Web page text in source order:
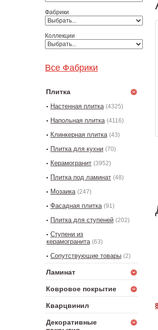
Фабрики
Коллекции
Все Фабрики
Плитка
Настенная плитка (4325)
Напольная плитка (4116)
Клинкерная плитка (43)
Плитка для кухни (70)
Керамогранит (3952)
Плитка под ламинат (48)
Мозаика (247)
Фасадная плитка (91)
Плитка для ступеней (202)
Ступени из
керамогранита (63)
Сопутствующие товары (2)
Ламинат
Ковровое покрытие
Кварцвинил
Декоративные